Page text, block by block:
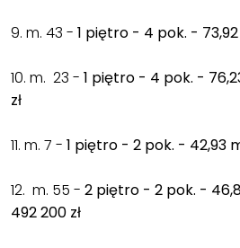
9. m. 43 - 1 piętro - 4 pok. -
10. m. 23 - 1 piętro - 4 pok. -
zł
11. m. 7 - 1 piętro - 2 pok. - 42,93
12. m. 55 - 2 piętro - 2 pok. -
492 200 zł